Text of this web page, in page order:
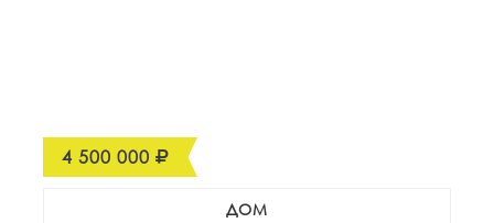
4 500 000
ДОМ